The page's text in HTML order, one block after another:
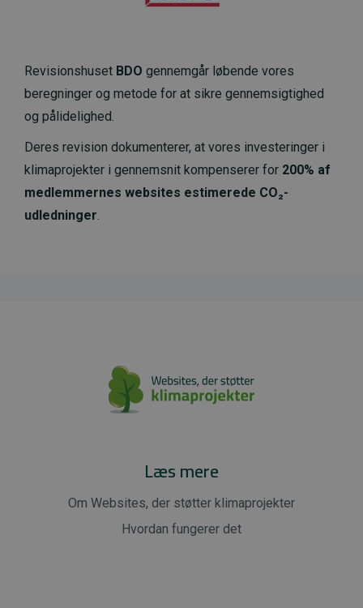
Revisionshuset BDO gennemgår løbende vores
beregninger og metode for at sikre gennemsigtighed
og pålidelighed.
Deres revision dokumenterer, at vores investeringer i
klimaprojekter i gennemsnit kompenserer for 200% af
medlemmernes websites estimerede CO₂-
udledninger.
Læs mere
Om Websites, der støtter klimaprojekter
Hvordan fungerer det